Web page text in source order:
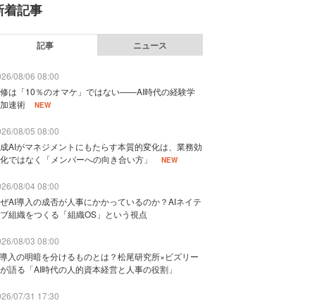
着記事
記事 ニュース
08/06 08:00
は「10％のオマケ」ではない——AI時代の経験学
速術
NEW
08/05 08:00
AIがマネジメントにもたらす本質的変化は、業務効
ではなく「メンバーへの向き合い方」
NEW
08/04 08:00
AI導入の成否が人事にかかっているのか？AIネイテ
組織をつくる「組織OS」という視点
08/03 08:00
入の明暗を分けるものとは？松尾研究所×ビズリー
語る「AI時代の人的資本経営と人事の役割」
07/31 17:30